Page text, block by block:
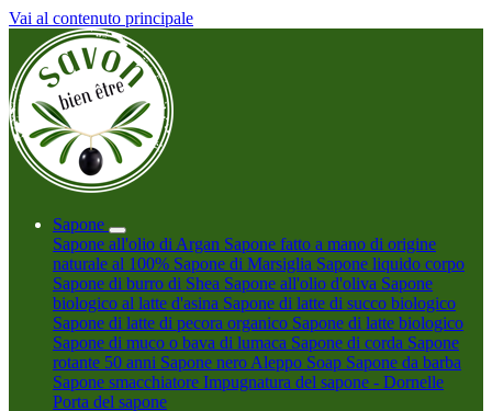
Vai al contenuto principale
Sapone
Sapone all'olio di Argan Sapone fatto a mano di origine
naturale al 100% Sapone di Marsiglia Sapone liquido corpo
Sapone di burro di Shea Sapone all'olio d'oliva Sapone
biologico al latte d'asina Sapone di latte di succo biologico
Sapone di latte di pecora organico Sapone di latte biologico
Sapone di muco o bava di lumaca Sapone di corda Sapone
rotante 50 anni Sapone nero Aleppo Soap Sapone da barba
Sapone smacchiatore Impugnatura del sapone - Dornelle
Porta del sapone